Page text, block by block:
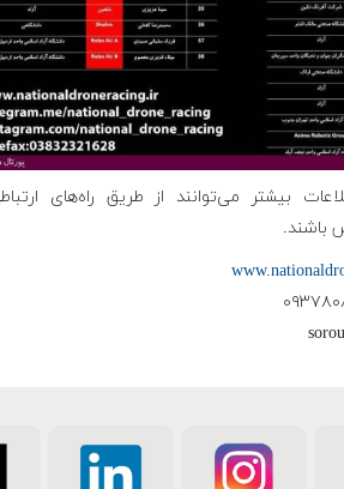
بیشتر می‌توانند از طریق راه‌های
باشند.